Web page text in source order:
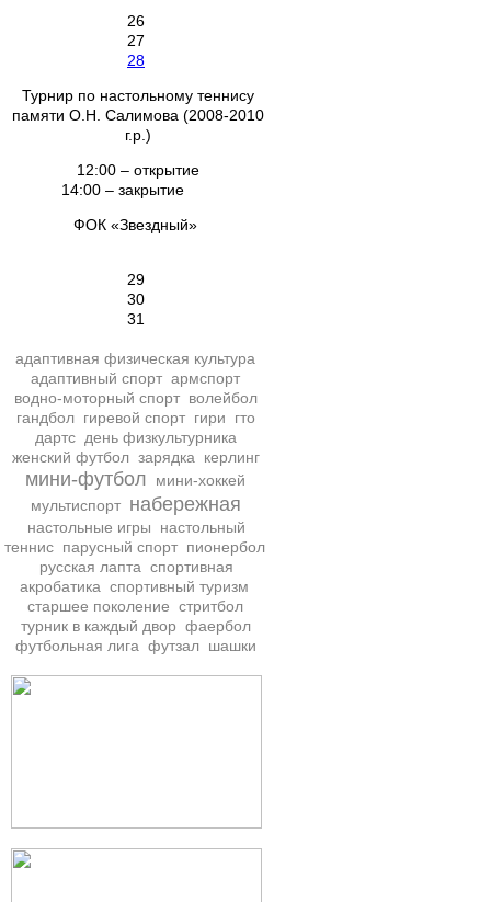
26
27
28
Турнир по настольному теннису
памяти О.Н. Салимова (2008-2010
г.р.)
12:00 – открытие
14:00 – закрытие
ФОК «Звездный»
29
30
31
адаптивная физическая культура
адаптивный спорт армспорт
водно-моторный спорт волейбол
гандбол гиревой спорт гири
гто
дартс день физкультурника
женский футбол зарядка керлинг
мини-футбол
мини-хоккей
мультиспорт набережная
настольные игры
настольный
теннис парусный спорт пионербол
русская лапта спортивная
акробатика спортивный туризм
старшее поколение стритбол
турник в каждый двор фаербол
футбольная лига футзал шашки